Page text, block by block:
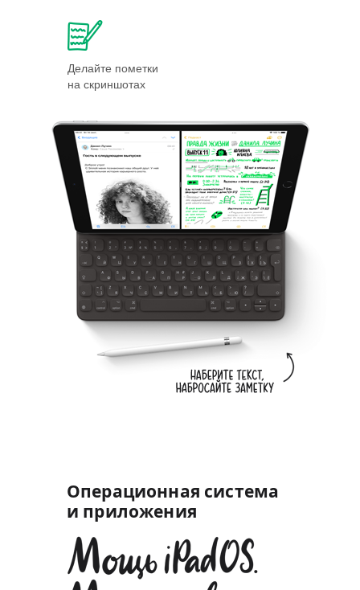
Делайте пометки
на скриншотах
Операционная система
и приложения